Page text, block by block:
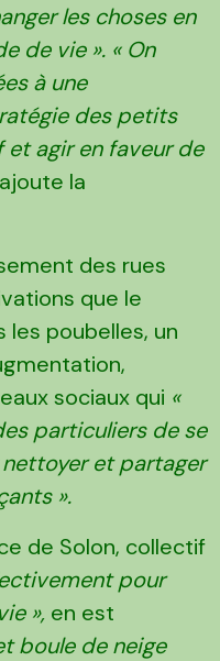
les choses en
de vie ». « On
à une
des petits
agir en faveur de
ajoute la
des rues
que le
les poubelles, un
sociaux qui «
particuliers de se
et partager
».
de Solon, collectif
pour
», en est
boule de neige